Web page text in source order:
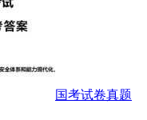
国考试卷真题